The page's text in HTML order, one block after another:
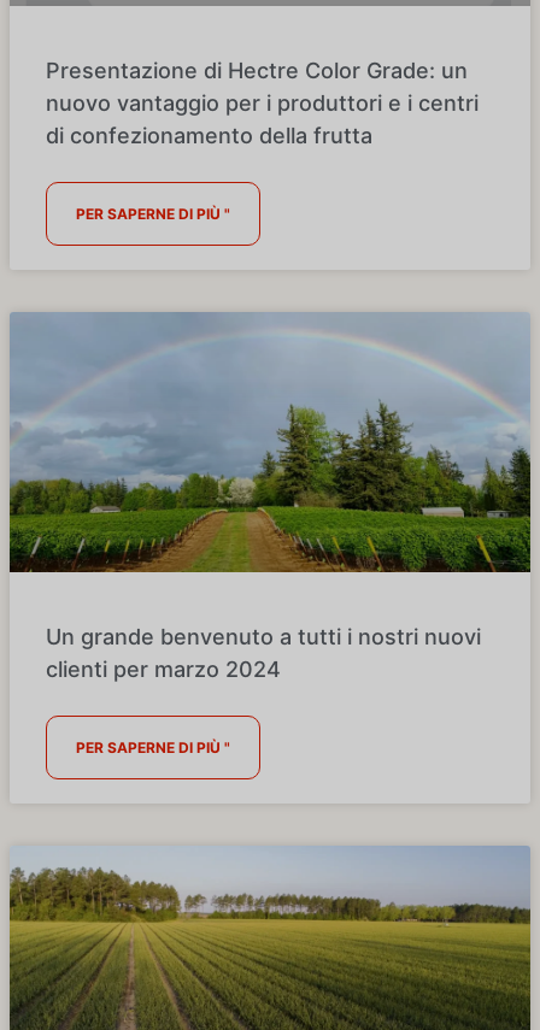
Presentazione di Hectre Color Grade: un
nuovo vantaggio per i produttori e i centri
di confezionamento della frutta
PER SAPERNE DI PIÙ "
Un grande benvenuto a tutti i nostri nuovi
clienti per marzo 2024
PER SAPERNE DI PIÙ "